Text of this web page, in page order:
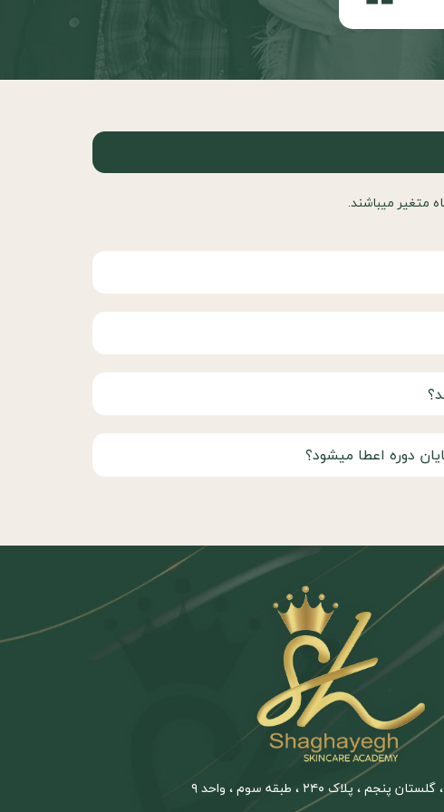
متغير ميباشند.
دوره اعطا میشود؟
پنجم ، پلاک ۲۴۰ ، طبقه سوم ، واحد ۹